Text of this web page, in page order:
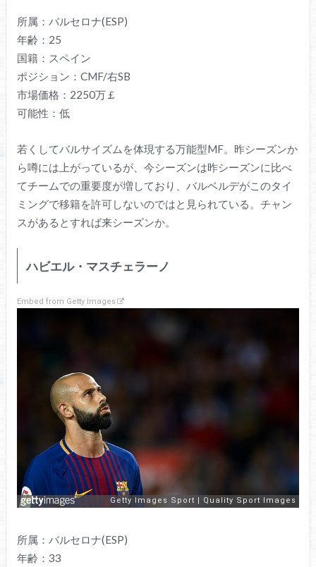
所属：バルセロナ(ESP)
年齢：25
国籍：スペイン
ポジション：CMF/右SB
市場価格：2250万￡
可能性：低
若くしてバルサイズムを体現する万能型MF。昨シーズンか
ら噂には上がっているが、今シーズンは昨シーズンに比べ
てチームでの重要度が増しており、バルベルデがこのタイ
ミングで移籍を許可しないのではと見られている。チャン
スがあるとすれば来シーズンか。
ハビエル・マスチェラーノ
Embed from Getty Images
所属：バルセロナ(ESP)
年齢：33